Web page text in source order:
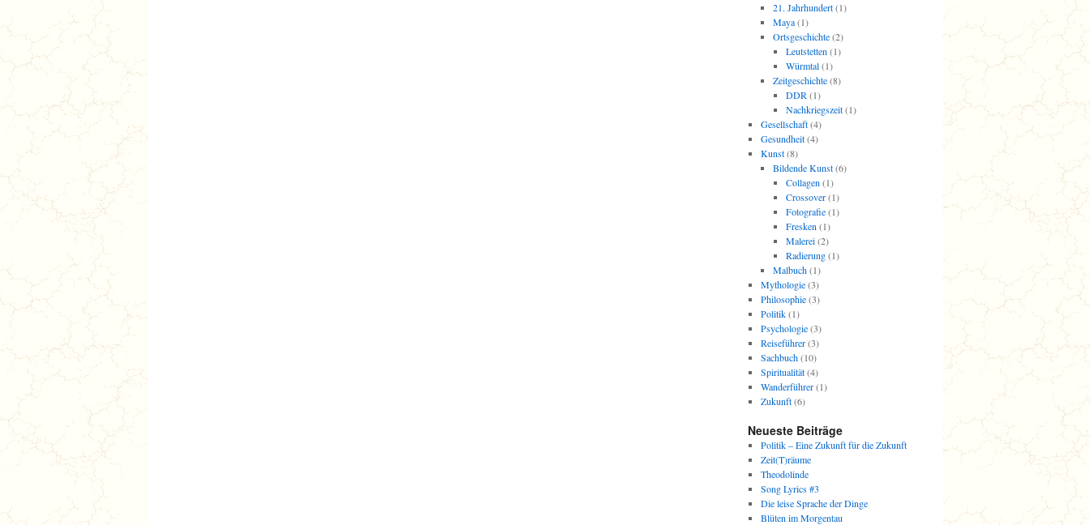
21. Jahrhundert(1)
Maya(1)
Ortsgeschichte(2)
Leutstetten (1)
Würmtal(1)
Zeitgeschichte(8)
DDR (1)
Nachkriegszeit(1)
Gesellschaft(4)
Gesundheit(4)
Kunst(8)
Bildende Kunst(6)
Collagen (1)
Crossover(1)
Fotografie(1)
Fresken (1)
Malerei(2)
Radierung(1)
Malbuch(1)
Mythologie(3)
Philosophie(3)
Politik(1)
Psychologie(3)
Reiseführer(3)
Sachbuch(10)
Spiritualität(4)
Wanderführer(1)
Zukunft(6)
Neueste Beiträge
Politik – Eine Zukunft für die Zukunft
Zeit(T)räume
Theodolinde
Song Lyrics #3
Die leise Sprache der Dinge
Blüten im Morgentau